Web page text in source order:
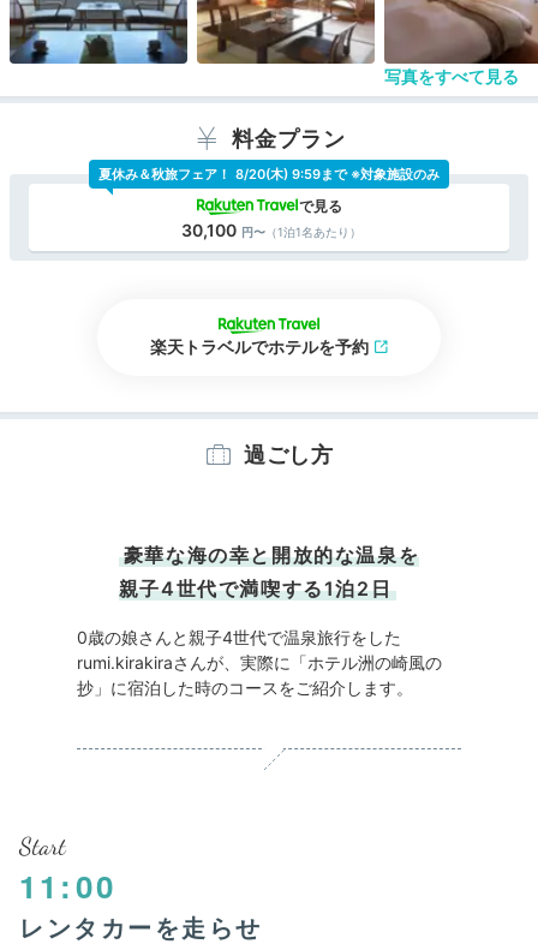
写真をすべて見る
料金プラン
30,100 （1泊1名あたり）
夏休み＆秋旅フェア！ 8/20(木) 9:59まで ※対象施設のみ
楽天トラベルでホテルを予約
過ごし方
豪華な海の幸と開放的な温泉を
親子4世代で満喫する1泊2日
0歳の娘さんと親子4世代で温泉旅行をした
rumi.kirakiraさんが、実際に「ホテル洲の崎風の
抄」に宿泊した時のコースをご紹介します。
Start
11:00
レンタカーを走らせ